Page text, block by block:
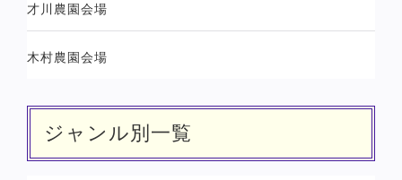
才川農園会場
木村農園会場
ジャンル別一覧